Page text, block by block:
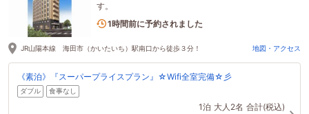
す。
1時間前に予約されました
JR山陽本線 海田市（かいたいち）駅南口から徒歩３分！ 地図・アクセス
《素泊》『スーパープライスプラン』☆Wifi全室完備☆彡
ダブル 食事なし
1泊 大人2名 合計(税込)